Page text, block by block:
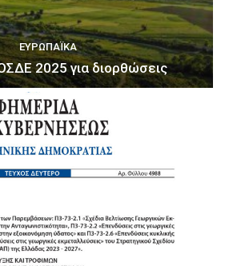
ΕΥΡΩΠΑΪΚΆ
2025 για διορθώσεις